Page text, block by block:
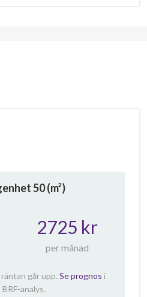
50(m²)
2725 kr
per månad
går upp. Se prognos i
analys.